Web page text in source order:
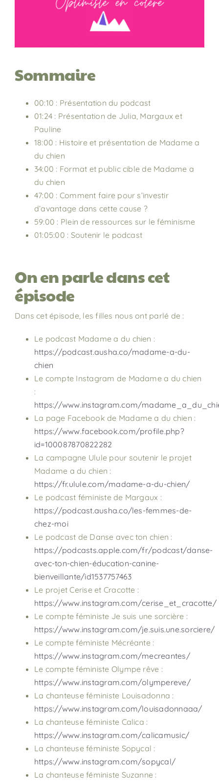
Sommaire
00:10 : Présentation du podcast
01:24 : Présentation de Julia, Margaux et
Pauline
18:00 : Histoire et présentation de Madame a
du chien
34:00 : Format et public cible de Madame a
du chien
47:00 : Comment faire pour s’investir
d’avantage dans cette cause ?
59:00 : Plein de ressources sur le féminisme
01:05:00 : Soutenir le podcast
On en parle dans cet
épisode
Dans cet épisode, les filles nous ont parlé de :
Le podcast Madame a du chien :
https://podcast.ausha.co/madame-a-du-
chien
Le compte Instagram de Madame a du chien
:
https://www.instagram.com/
La page Facebook de Madame a du chien :
https://www.facebook.com/profile.php?
id=100087870822282
La campagne Ulule pour soutenir le projet
Madame a du chien :
https://fr.ulule.com/madame-a-du-chien/
Le podcast féministe de Margaux :
https://podcast.ausha.co/les-femmes-de-
chez-moi
Le podcast de Danse avec ton chien :
https://podcasts.apple.com/fr/podcast/danse-
avec-ton-chien-éducation-canine-
bienveillante/id1537757463
Le projet Cerise et Cracotte :
https://www.instagram.com/cerise_et_cracotte/
Le compte féministe Je suis une sorcière :
https://www.instagram.com/je.suis.une.sorciere/
Le compte féministe Mécréante :
https://www.instagram.com/mecreantes/
Le compte féministe Olympe rêve :
https://www.instagram.com/olympereve/
La chanteuse féministe Louisadonna :
https://www.instagram.com/louisadonnaaa/
La chanteuse féministe Calica :
https://www.instagram.com/calicamusic/
La chanteuse féministe Sopycal :
https://www.instagram.com/sopycal/
La chanteuse féministe Suzanne :